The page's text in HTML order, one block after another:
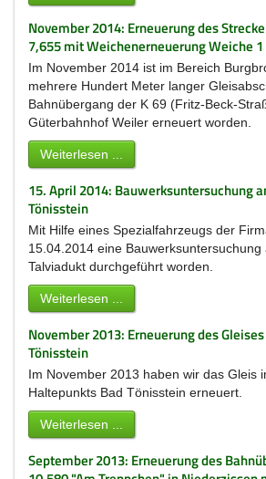
November 2014: Erneuerung des
7,655 mit Weichenerneuerung Weiche
Im November 2014 ist im Bereich
mehrere Hundert Meter langer
Bahnübergang der K 69 (Fritz-Beck-
Güterbahnhof Weiler erneuert worden.
Weiterlesen ...
15. April 2014: Bauwerksuntersuchung
Tönisstein
Mit Hilfe eines Spezialfahrzeugs der
15.04.2014 eine
Talviadukt durchgeführt worden.
Weiterlesen ...
November 2013: Erneuerung des
Tönisstein
Im November 2013 haben wir das Gleis
Haltepunkts Bad Tönisstein erneuert.
Weiterlesen ...
September 2013: Erneuerung des